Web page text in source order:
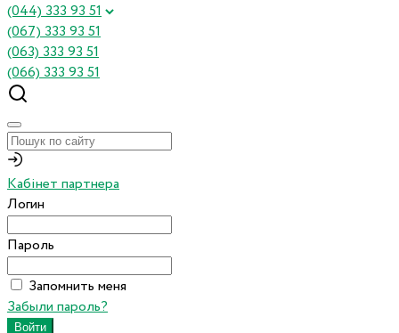
(044) 333 93 51
(067) 333 93 51
(063) 333 93 51
(066) 333 93 51
Кабінет партнера
Логин
Пароль
Запомнить меня
Забыли пароль?